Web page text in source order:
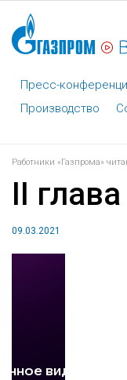
Пресс-
Производство
Работники «Газпрома»
II глава
09.03.2021